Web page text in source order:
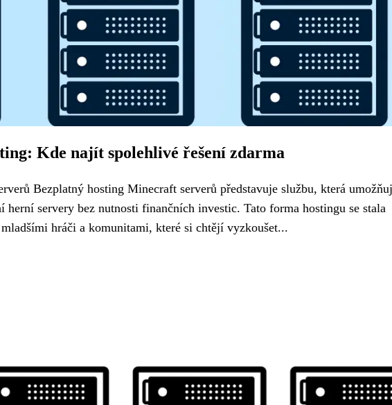
Kde najít spolehlivé řešení zdarma
Bezplatný hosting Minecraft serverů představuje službu, která
herní servery bez nutnosti finančních investic. Tato forma hostingu se stala
hráči a komunitami, které si chtějí vyzkoušet...